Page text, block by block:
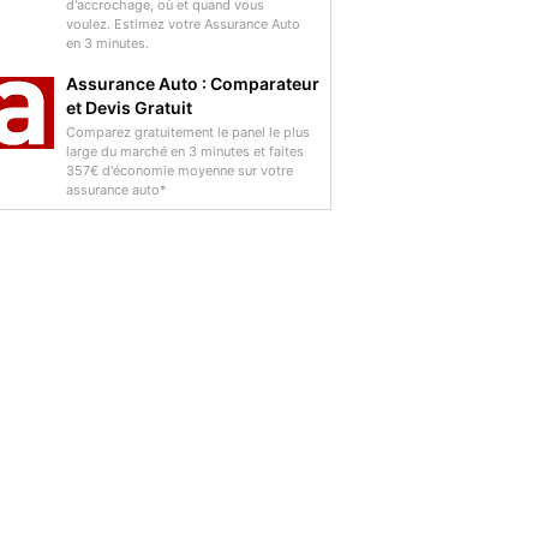
d'accrochage, où et quand vous
voulez. Estimez votre Assurance Auto
en 3 minutes.
Assurance Auto : Comparateur
et Devis Gratuit
Comparez gratuitement le panel le plus
large du marché en 3 minutes et faites
357€ d'économie moyenne sur votre
assurance auto*